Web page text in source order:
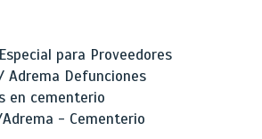
para Proveedores
Adrema Defunciones
en cementerio
- Cementerio